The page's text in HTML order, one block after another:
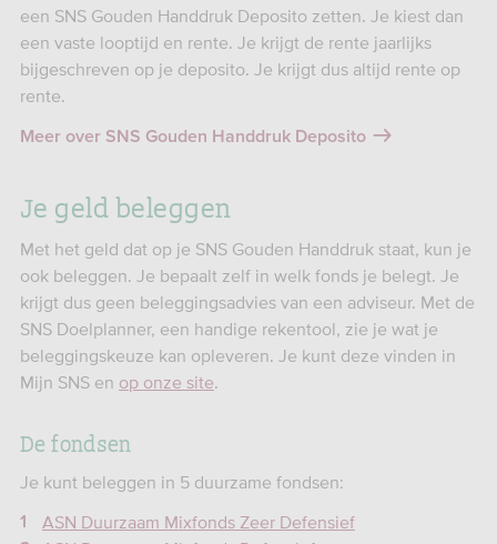
een SNS Gouden Handdruk Deposito zetten. Je kiest dan
een vaste looptijd en rente. Je krijgt de rente jaarlijks
bijgeschreven op je deposito. Je krijgt dus altijd rente op
rente.
Meer over SNS Gouden Handdruk Deposito
Je geld beleggen
Met het geld dat op je SNS Gouden Handdruk staat, kun je
ook beleggen. Je bepaalt zelf in welk fonds je belegt. Je
krijgt dus geen beleggingsadvies van een adviseur. Met de
SNS Doelplanner, een handige rekentool, zie je wat je
beleggingskeuze kan opleveren. Je kunt deze vinden in
Mijn SNS en op onze site.
De fondsen
Je kunt beleggen in 5 duurzame fondsen:
ASN Duurzaam Mixfonds Zeer Defensief